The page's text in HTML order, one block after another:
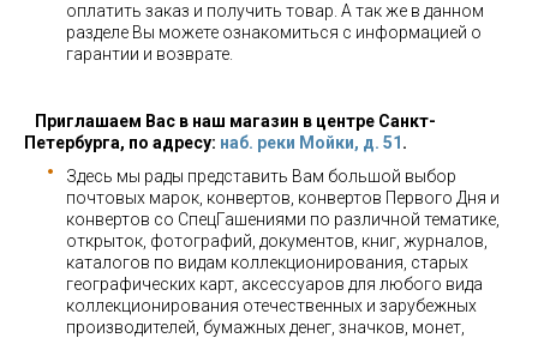
оплатить заказ и получить товар. А так же в данном
разделе Вы можете ознакомиться с информацией о
гарантии и возврате.
Приглашаем Вас в наш магазин в центре Санкт-
Петербурга, по адресу: наб. реки Мойки, д. 51 .
Здесь мы рады представить Вам большой выбор
почтовых марок, конвертов, конвертов Первого Дня и
конвертов со СпецГашениями по различной тематике,
открыток, фотографий, документов, книг, журналов,
каталогов по видам коллекционирования, старых
географических карт, аксессуаров для любого вида
коллекционирования отечественных и зарубежных
производителей, бумажных денег, значков, монет,